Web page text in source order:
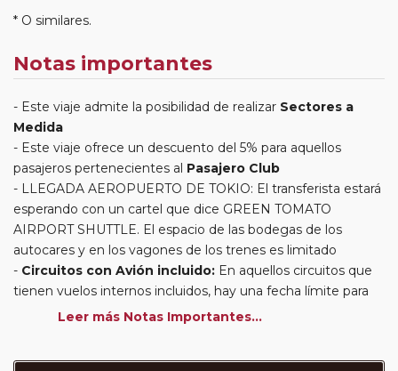
* O similares.
Notas importantes
Este viaje admite la posibilidad de realizar Sectores a
Medida
Este viaje ofrece un descuento del 5% para aquellos
pasajeros pertenecientes al Pasajero Club
LLEGADA AEROPUERTO DE TOKIO: El transferista estará
esperando con un cartel que dice GREEN TOMATO
AIRPORT SHUTTLE. El espacio de las bodegas de los
autocares y en los vagones de los trenes es limitado
Circuitos con Avión incluido: En aquellos circuitos que
tienen vuelos internos incluidos, hay una fecha límite para
poder emitir billetes. Las reservas/emisión de los vuelos se
Leer más Notas Importantes...